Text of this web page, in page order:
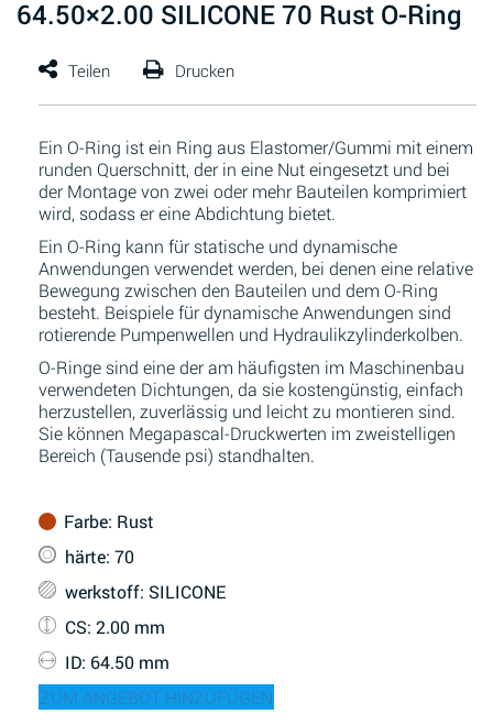
64.50×2.00 SILICONE 70 Rust O-Ring
Ein O-Ring ist ein Ring aus Elastomer/Gummi mit einem
runden Querschnitt, der in eine Nut eingesetzt und bei
der Montage von zwei oder mehr Bauteilen komprimiert
wird, sodass er eine Abdichtung bietet.
Ein O-Ring kann für statische und dynamische
Anwendungen verwendet werden, bei denen eine relative
Bewegung zwischen den Bauteilen und dem O-Ring
besteht. Beispiele für dynamische Anwendungen sind
rotierende Pumpenwellen und Hydraulikzylinderkolben.
O-Ringe sind eine der am häufigsten im Maschinenbau
verwendeten Dichtungen, da sie kostengünstig, einfach
herzustellen, zuverlässig und leicht zu montieren sind.
Sie können Megapascal-Druckwerten im zweistelligen
Bereich (Tausende psi) standhalten.
Farbe: Rust
härte: 70
werkstoff: SILICONE
CS: 2.00 mm
ID: 64.50 mm
ZUM ANGEBOT HINZUFÜGEN